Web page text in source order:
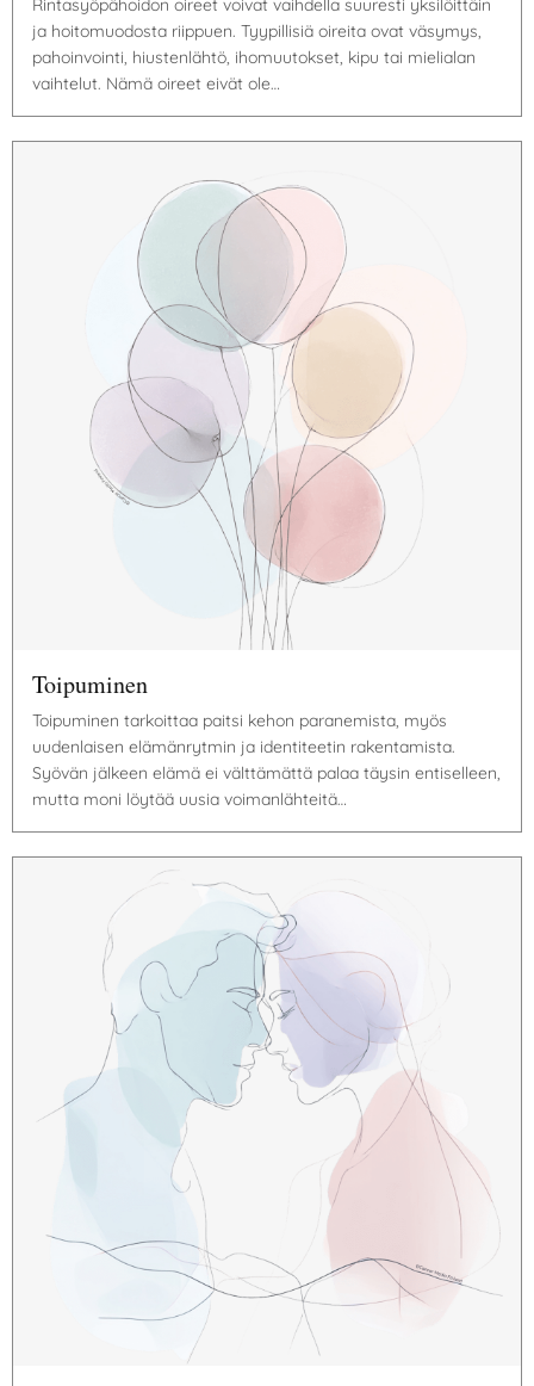
Rintasyöpähoidon oireet voivat vaihdella suuresti yksilöittäin
ja hoitomuodosta riippuen. Tyypillisiä oireita ovat väsymys,
pahoinvointi, hiustenlähtö, ihomuutokset, kipu tai mielialan
vaihtelut. Nämä oireet eivät ole…
Toipuminen
Toipuminen tarkoittaa paitsi kehon paranemista, myös
uudenlaisen elämänrytmin ja identiteetin rakentamista.
Syövän jälkeen elämä ei välttämättä palaa täysin entiselleen,
mutta moni löytää uusia voimanlähteitä…